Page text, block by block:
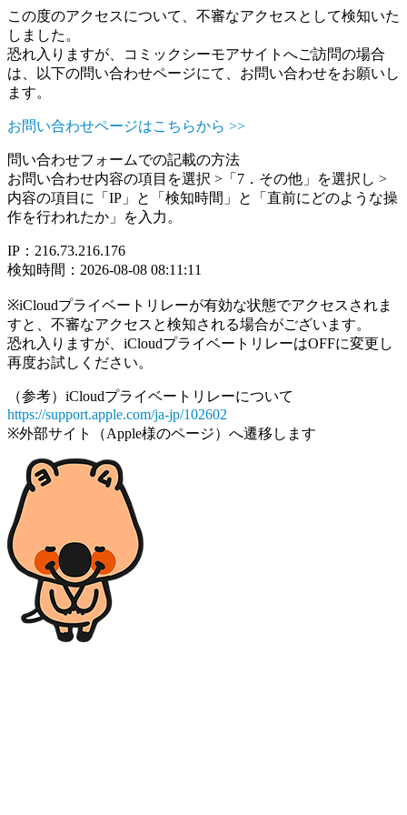
この度のアクセスについて、不審なアクセスとして検知いた
しました。
恐れ入りますが、コミックシーモアサイトへご訪問の場合
は、以下の問い合わせページにて、お問い合わせをお願いし
ます。
お問い合わせページはこちらから >>
問い合わせフォームでの記載の方法
お問い合わせ内容の項目を選択 >「7．その他」を選択し >
内容の項目に「IP」と「検知時間」と「直前にどのような操
作を行われたか」を入力。
IP：216.73.216.176
検知時間：2026-08-08 08:11:11
※iCloudプライベートリレーが有効な状態でアクセスされま
すと、不審なアクセスと検知される場合がございます。
恐れ入りますが、iCloudプライベートリレーはOFFに変更し
再度お試しください。
（参考）iCloudプライベートリレーについて
https://support.apple.com/ja-jp/102602
※外部サイト（Apple様のページ）へ遷移します